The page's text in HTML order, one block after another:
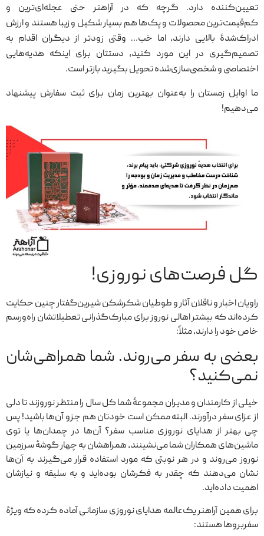
تعیین‌کننده دارد. گرچه که در آراهنر حتی عجله‌ای‌ترین و
کم‌قیمت‌ترین محصولات و پک‌ها هم بسیار شکیل و زیبا هستند و ارزش
ادراک‌شدهٔ بالایی دارند، اما خب… وقتی زودتر از دیگران اقدام به
تصمیم‌گیری در این مورد کنید، دستتان برای اینکه هدیه‌هایی
اختصاصی و شخصی‌سازی‌شده تحویل بگیرید بازتر است.
ما اوایل زمستان را به‌عنوان بهترین زمان برای ثبت سفارش پیشنهاد
می‌دهیم!
گل فرصت‌های نوروزی!
راویان اخبار و ناقلان آثار و طوطیان شکرشکن شیرین‌گفتار چنین حکایت
کرده‌اند که بیشتر اهالی نوروز برای مبارک‌گذرانی تعطیلاتشان راه‌ورسم
خاص خود را دارند، مثلاً:
بعضی به سفر می‌روند. شما همراهی‌شان
نمی‌کنید؟
خیلی از کارمندان و مدیران مجموعهٔ شما کل سال را منتظر نوروزند تا دلی
از عزای سفر درآورند. البته ممکن است خودتان هم جزو آن‌ها باشید! پس
چی بهتر از هدایای نوروزی مناسب سفر؟ آن‌ها در چمدان‌ها یا توی
ماشین‌های همکاران شما می‌نشینند، همراهشان به چهار گوشهٔ سرزمین
نوروز می‌روند و در هر نوبتی که مورد استفاده قرار می‌گیرند به آن‌ها
نشان می‌دهند که چقدر به فکرشان بوده‌اید و به سلیقه و نیازشان
اهمیت داده‌اید.
برای همین آراهنر یک‌عالمه هدایای نوروزی سازمانی آماده کرده که ویژهٔ
سفربروها هستند: